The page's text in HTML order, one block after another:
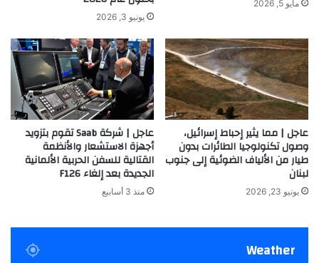
مايو 5, 2026
يونيو 3, 2026
عاجل | مما يثير إحباط إسرائيل،
وصول تكنولوجيا الطائرات بدون
طيار من الألياف الضوئية إلى جنوب
لبنان
يونيو 23, 2026
عاجل | شركة Saab تقوم بتزويد
أجهزة الاستشعار والأنظمة
القتالية للسفن الحربية الألمانية
الجديدة بعد إلغاء F126
منذ 3 أسابيع
Weather